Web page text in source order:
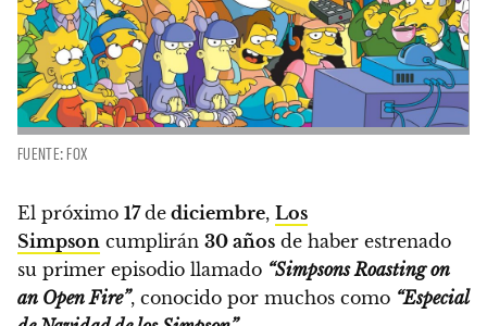
FUENTE: FOX
El próximo 17de diciembre, Los
Simpson cumplirán 30 años de haber estrenado
su primer episodio llamado “Simpsons Roasting on
an Open Fire”, conocido por muchos como “Especial